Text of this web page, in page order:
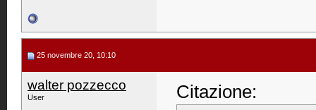
25 novembre 20, 10:10
walter pozzecco
User Citazione: